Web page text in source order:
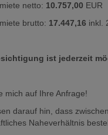
netto: 10.757,00 EUR
brutto: 17.447,16 inkl.
ist jederzeit
mich auf Ihre Anfrage!
darauf hin, dass
Naheverhältnis